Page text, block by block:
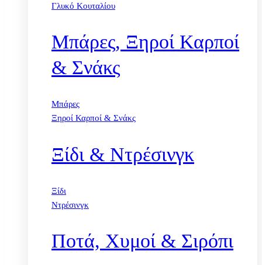
Γλυκό Κουταλίου
Μπάρες, Ξηροί Καρποί
& Σνάκς
Μπάρες
Ξηροί Καρποί & Σνάκς
Ξίδι & Ντρέσινγκ
Ξίδι
Ντρέσινγκ
Ποτά, Χυμοί & Σιρόπι